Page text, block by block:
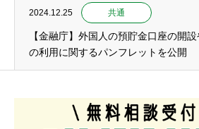
2024.12.25 共通
【金融庁】外国人の預貯金口座の開
の利用に関するパンフレットを公開